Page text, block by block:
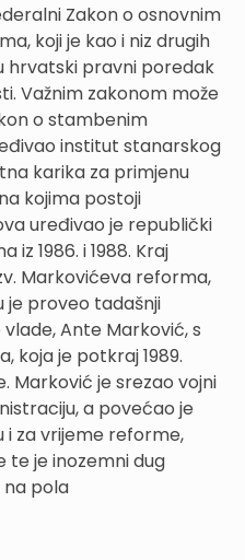
Zakon o osnovnim
koji je kao i niz drugih
hrvatski pravni poredak
Važnim zakonom može
o stambenim
institut stanarskog
karika za primjenu
kojima postoji
uređivao je republički
iz 1986. i 1988. Kraj
Markovićeva reforma,
je proveo tadašnji
Ante Marković, s
koja je potkraj 1989.
Marković je srezao vojni
a povećao je
i za vrijeme reforme,
te je inozemni dug
na pola